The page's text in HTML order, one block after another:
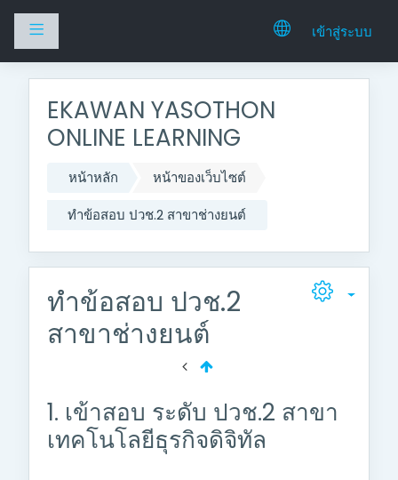
Side panel เข้าสู่ระบบ
EKAWAN YASOTHON
ONLINE LEARNING
หน้าหลัก
หน้าของเว็บไซต์
ทำข้อสอบ ปวช.2 สาขาช่างยนต์
ทำข้อสอบ ปวช.2
สาขาช่างยนต์
1. เข้าสอบ ระดับ ปวช.2 สาขา
เทคโนโลยีธุรกิจดิจิทัล